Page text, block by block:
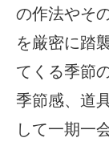
の作法やそ
を厳密に踏
てくる季節
季節感、道
して一期一